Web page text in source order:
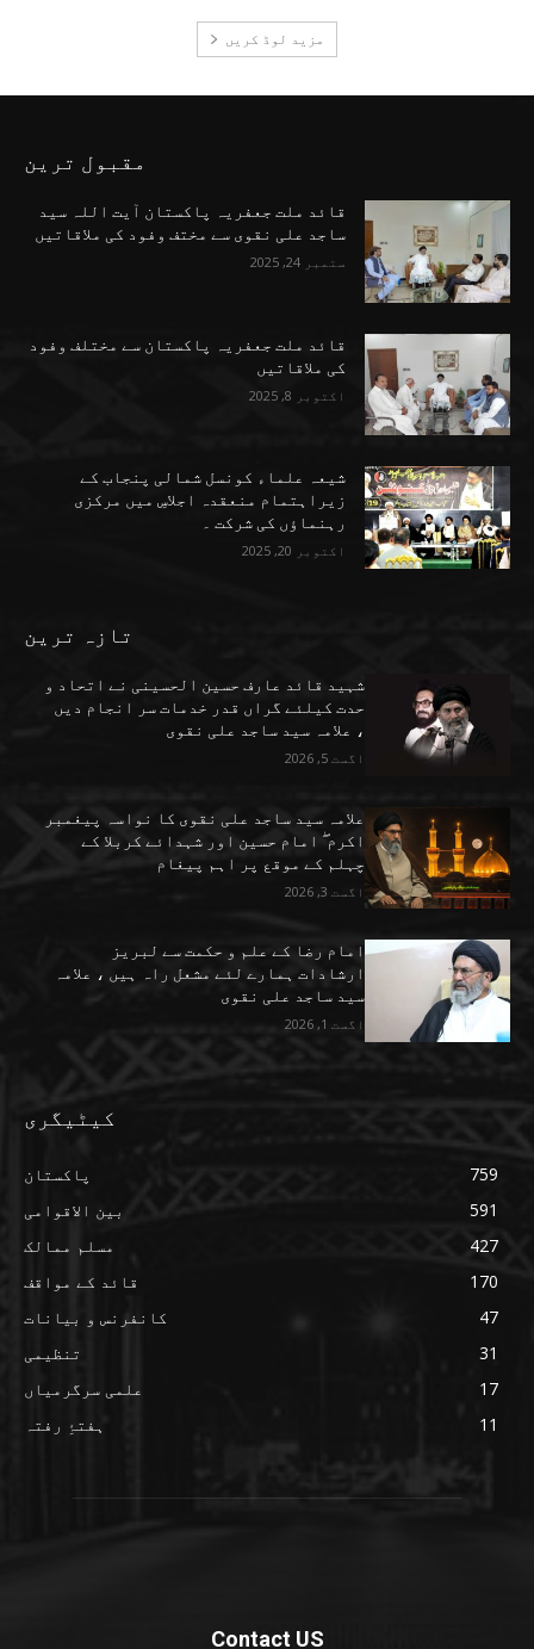
مزید لوڈ کریں
مقبول ترین
قائد ملت جعفریہ پاکستان آیت اللہ سید
ساجد علی نقوی سے مختف وفود کی ملاقاتیں
ستمبر 24, 2025
قائد ملت جعفریہ پاکستان سے مختلف وفود
کی ملاقاتیں
اکتوبر 8, 2025
شیعہ علماء کونسل شمالی پنجاب کے
زیراہتمام منعقدہ اجلاسِ میں مرکزی
رہنماؤں کی شرکت ۔
اکتوبر 20, 2025
تازہ ترین
شہید قائد عارف حسین الحسینی نے اتحاد و
حدت کیلئے گراں قدر خدمات سر انجام دیں
، علامہ سید ساجد علی نقوی
اگست 5, 2026
علامہ سید ساجد علی نقوی کا نواسہ پیغمبر
اکرم ۖ امام حسین اور شہدائے کربلا کے
چہلم کے موقع پر اہم پیغام
اگست 3, 2026
امام رضا کے علم و حکمت سے لبریز
ارشادات ہمارے لئے مشعل راہ ہیں ، علامہ
سید ساجد علی نقوی
اگست 1, 2026
کیٹیگری
پاکستان
759
بین الاقوامی
591
مسلم ممالک
427
قائد کے مواقف
170
کانفرنس و بیانات
47
تنظیمی
31
علمی سرگرمیاں
17
ہفتۂِ رفتہ
11
Contact US